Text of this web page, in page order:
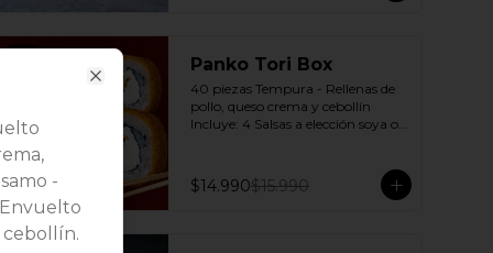
Panko Tori Box
40 piezas Tempura - Rellenas de
pollo, queso crema y cebollín
Incluye: 4 Salsas a elección soya o
$14.990$15.990
-
cebollín.
Close